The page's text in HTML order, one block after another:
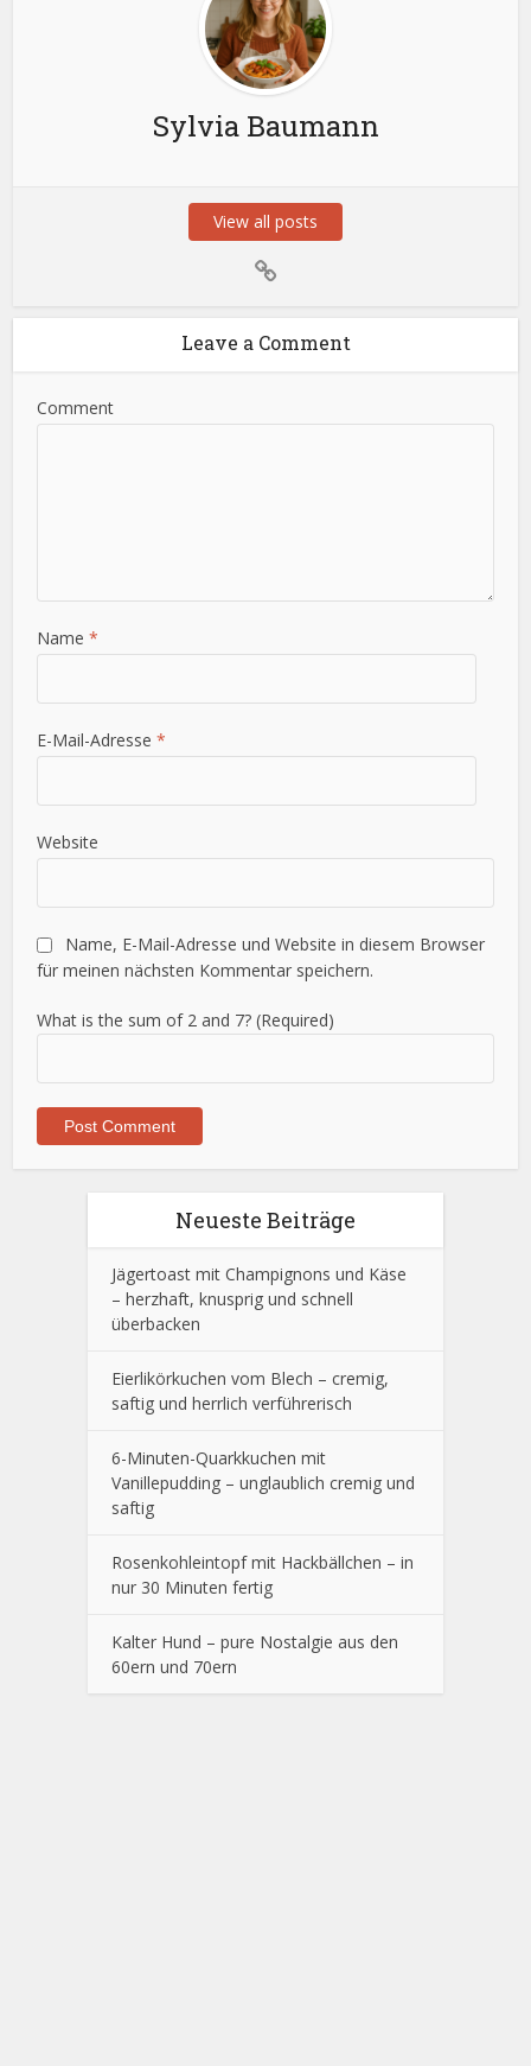
Sylvia Baumann
View all posts
Leave a Comment
Comment
Name*
E-Mail-Adresse*
Website
Name, E-Mail-Adresse und Website in diesem Browser
für meinen nächsten Kommentar speichern.
What is the sum of 2 and 7? (Required)
Neueste Beiträge
Jägertoast mit Champignons und Käse
– herzhaft, knusprig und schnell
überbacken
Eierlikörkuchen vom Blech – cremig,
saftig und herrlich verführerisch
6-Minuten-Quarkkuchen mit
Vanillepudding – unglaublich cremig und
saftig
Rosenkohleintopf mit Hackbällchen – in
nur 30 Minuten fertig
Kalter Hund – pure Nostalgie aus den
60ern und 70ern